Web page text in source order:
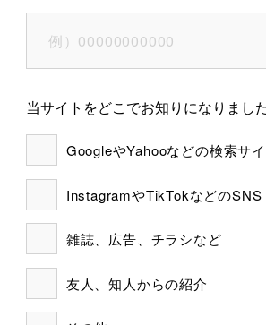
当サイトをどこでお知りになりまし
GoogleやYahooなどの検索サ
InstagramやTikTokなどのSNS
雑誌、広告、チラシなど
友人、知人からの紹介